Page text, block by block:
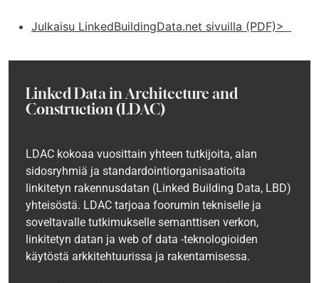
Julkaisu LinkedBuildingData.net sivuilla (PDF)>
Linked Data in Architecture and
Construction (LDAC)
LDAC kokoaa vuosittain yhteen tutkijoita, alan
sidosryhmiä ja standardointiorganisaatioita
linkitetyn rakennusdatan (Linked Building Data, LBD)
yhteisöstä. LDAC tarjoaa foorumin tekniselle ja
soveltavalle tutkimukselle semanttisen verkon,
linkitetyn datan ja web of data -teknologioiden
käytöstä arkkitehtuurissa ja rakentamisessa.